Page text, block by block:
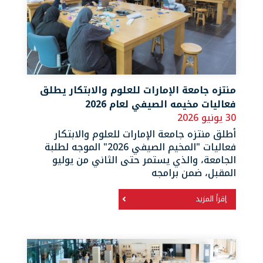
منتزه جامعة الإمارات للعلوم والابتكار يطلق
فعاليات مخيمه الصيفي لعام 2026
30 يونيو 2026
أطلق منتزه جامعة الإمارات للعلوم والابتكار
فعاليات "المخيم الصيفي 2026" الموجه لطلبة
الجامعة، والذي يستمر حتى الثاني من يوليو
المقبل، ضمن برامجه
إقرأ المزيد